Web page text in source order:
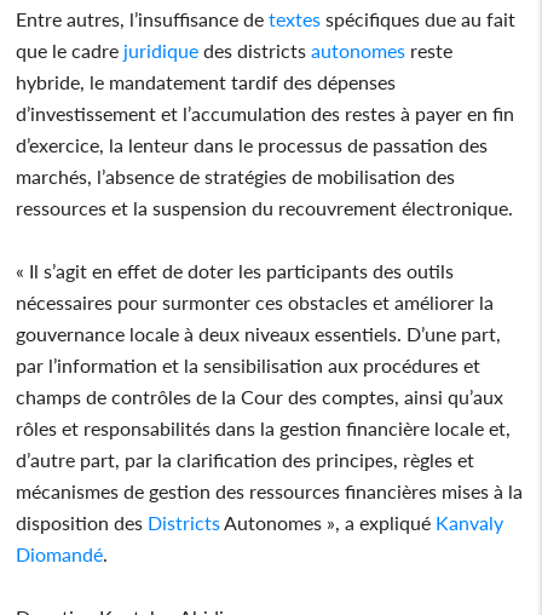
Entre autres, l’insuffisance detextes spécifiques due au fait
que le cadre juridique des districtsautonomes reste
hybride, le mandatement tardif des dépenses
d’investissement et l’accumulation des restes à payer en fin
d’exercice, la lenteur dans le processus de passation des
marchés, l’absence de stratégies de mobilisation des
ressources et la suspension du recouvrement électronique.
« Il s’agit en effet de doter les participants des outils
nécessaires pour surmonter ces obstacles et améliorer la
gouvernance locale à deux niveaux essentiels. D’une part,
par l’information et la sensibilisation aux procédures et
champs de contrôles de la Cour des comptes, ainsi qu’aux
rôles et responsabilités dans la gestion financière locale et,
d’autre part, par la clarification des principes, règles et
mécanismes de gestion des ressources financières mises à la
disposition des Districts Autonomes », a expliqué Kanvaly
Diomandé